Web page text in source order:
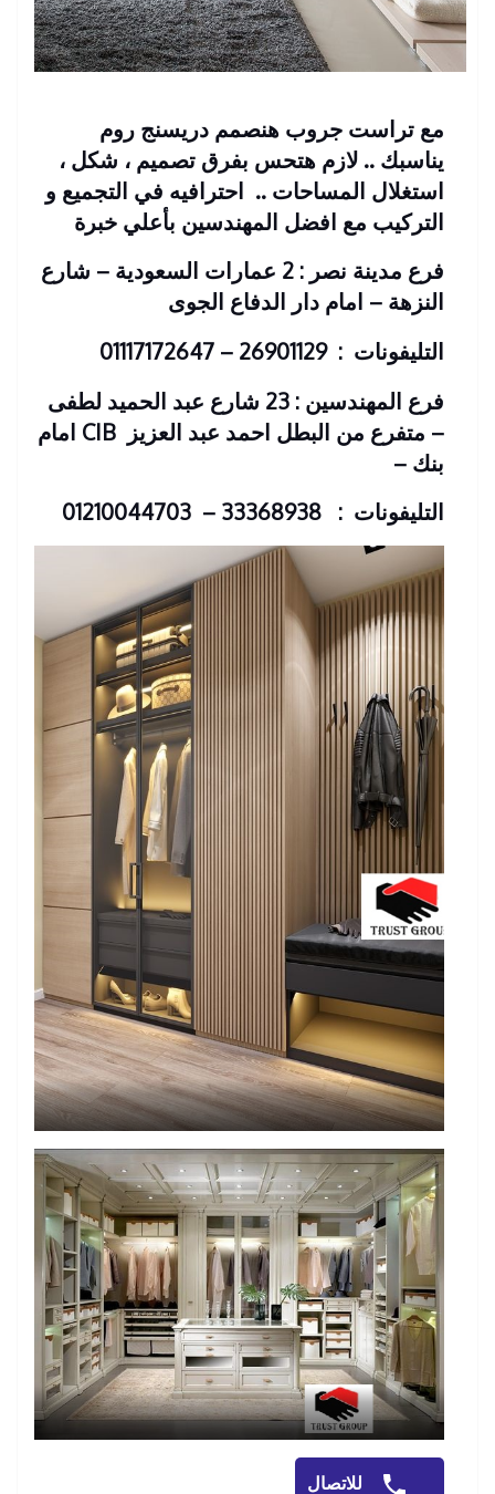
مع تراست جروب هنصمم دريسنج روم
يناسبك .. لازم هتحس بفرق تصميم ، شكل ،
استغلال المساحات .. احترافيه في التجميع و
التركيب مع افضل المهندسين بأعلي خبرة
فرع مدينة نصر : 2 عمارات السعودية – شارع
النزهة – امام دار الدفاع الجوى
التليفونات : 26901129 – 01117172647
فرع المهندسين : 23 شارع عبد الحميد لطفى
– متفرع من البطل احمد عبد العزيز
CIB امام
بنك –
التليفونات : 33368938 – 01210044703
للاتصال